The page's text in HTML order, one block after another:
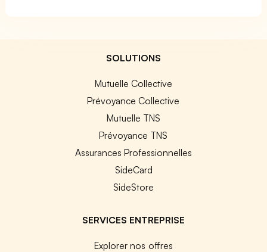
SOLUTIONS
Mutuelle Collective
Prévoyance Collective
Mutuelle TNS
Prévoyance TNS
Assurances Professionnelles
SideCard
SideStore
SERVICES ENTREPRISE
Explorer nos offres